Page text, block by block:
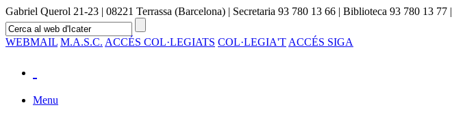
Gabriel Querol 21-23 | 08221 Terrassa (Barcelona) | Secretaria 93 780 13 66 | Biblioteca 93 780 13 77 |
WEBMAIL M.A.S.C. ACCÉS COL·LEGIATS COL·LEGIA'T ACCÉS SIGA
Menu